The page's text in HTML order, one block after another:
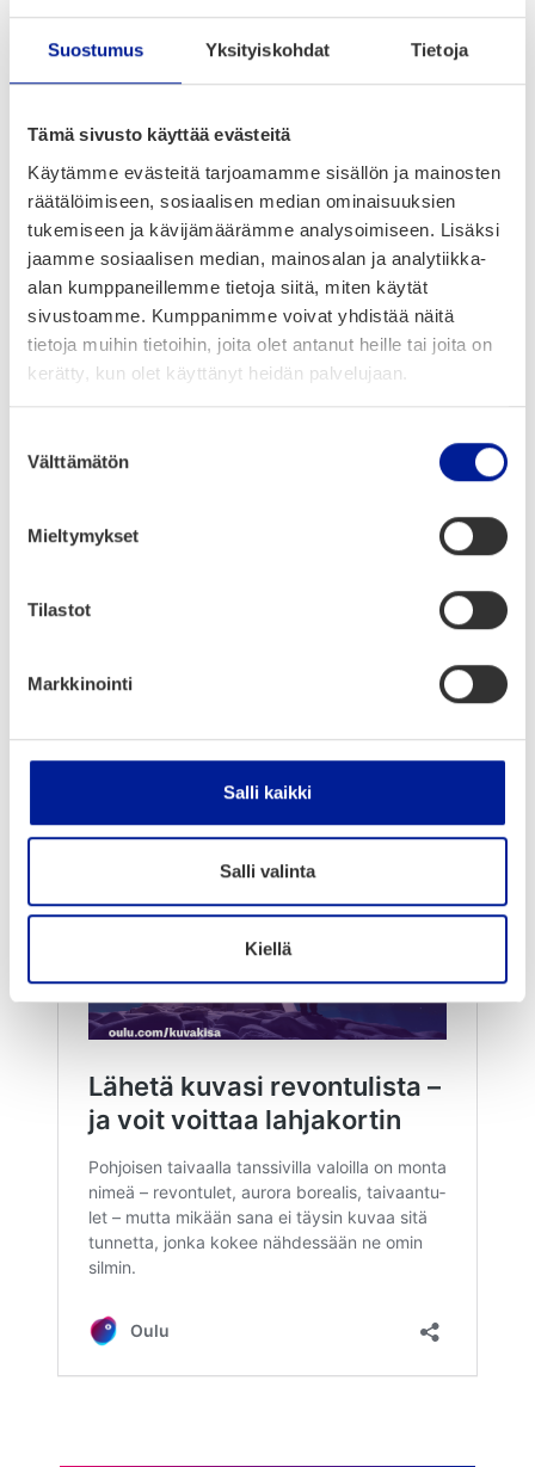
Suostumus Yksityiskohdat Tietoja
Tämä sivusto käyttää evästeitä
Käytämme evästeitä tarjoamamme sisällön ja mainosten
räätälöimiseen, sosiaalisen median ominaisuuksien
tukemiseen ja kävijämäärämme analysoimiseen. Lisäksi
jaamme sosiaalisen median, mainosalan ja analytiikka-
alan kumppaneillemme tietoja siitä, miten käytät
sivustoamme. Kumppanimme voivat yhdistää näitä
tietoja muihin tietoihin, joita olet antanut heille tai joita on
kerätty, kun olet käyttänyt heidän palvelujaan.
valinta
Välttämätön
Mieltymykset
Tilastot
Markkinointi
Salli kaikki
Salli valinta
Kiellä
Mer­kit­se kalen­te­riin
ja ilmoit­tau­du
mukaan
Maa­nan­tai 17. mar­ras­kuu­ta 2025, kel­lo
17–20
Tech­no­po­lis Ydin­kes­kus­ta, Sepän­ka­tu
20, Oulu
Ilmoit­tau­du nyt:
Tie­toa CitizenCi­ty-hank­kees­ta ja mah­
dol­li­suus jakaa omia ideoi­ta älyk­kääm­
Tar­jol­la kuu­mia juo­mia ja pien­tä pur­ta­